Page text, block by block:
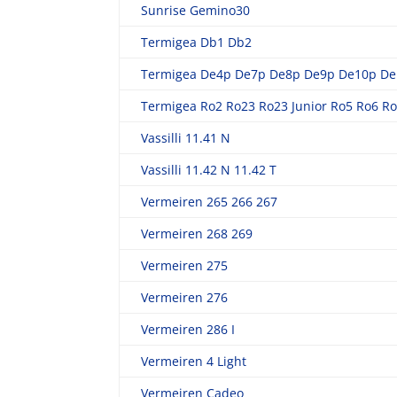
Sunrise Gemino30
Termigea Db1 Db2
Termigea De4p De7p De8p De9p De10p
Termigea Ro2 Ro23 Ro23 Junior Ro5 Ro6
Vassilli 11.41 N
Vassilli 11.42 N 11.42 T
Vermeiren 265 266 267
Vermeiren 268 269
Vermeiren 275
Vermeiren 276
Vermeiren 286 I
Vermeiren 4 Light
Vermeiren Cadeo